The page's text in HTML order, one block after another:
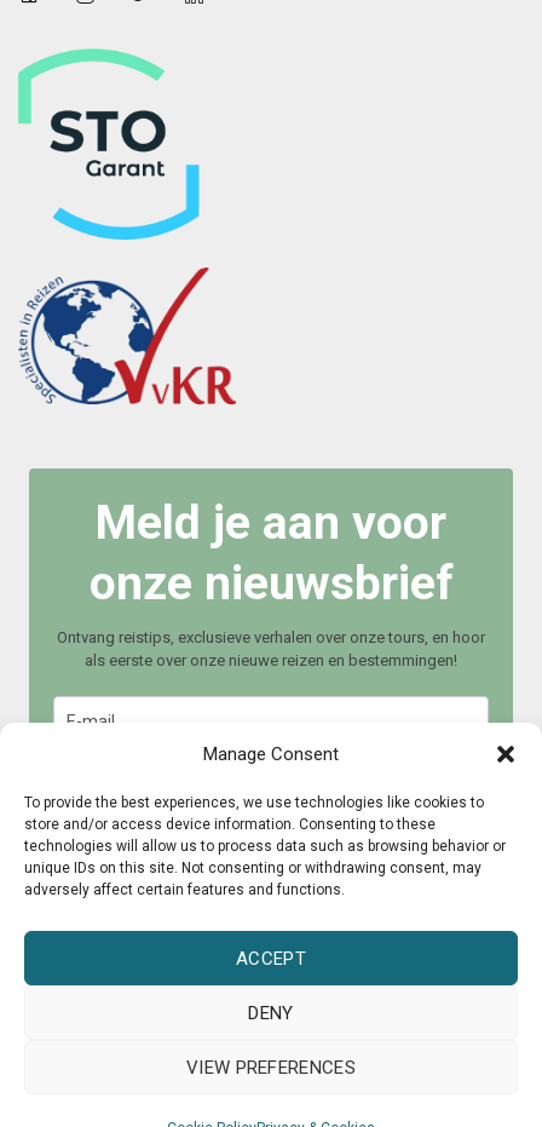
Manage Consent
To provide the best experiences, we use technologies like cookies to
store and/or access device information. Consenting to these
technologies will allow us to process data such as browsing behavior or
unique IDs on this site. Not consenting or withdrawing consent, may
adversely affect certain features and functions.
ACCEPT
DENY
VIEW PREFERENCES
Meld je aan voor
onze nieuwsbrief
Ontvang reistips, exclusieve verhalen over onze tours, en hoor
als eerste over onze nieuwe reizen en bestemmingen!
Meld je aan
© 2015 – 2025 CultureRoad